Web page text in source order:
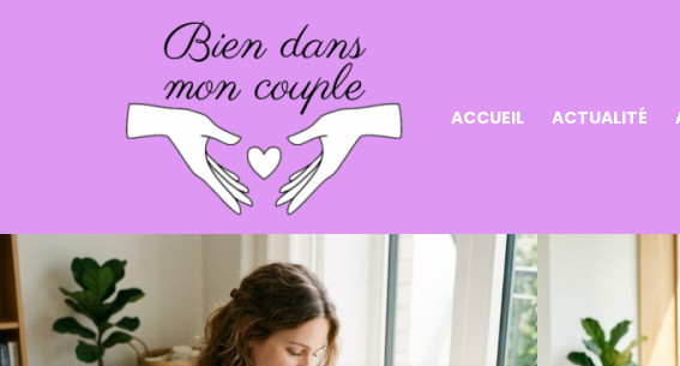
ACCUEIL ACTUALITÉ
NOS
DERNIERS
ARTICLES